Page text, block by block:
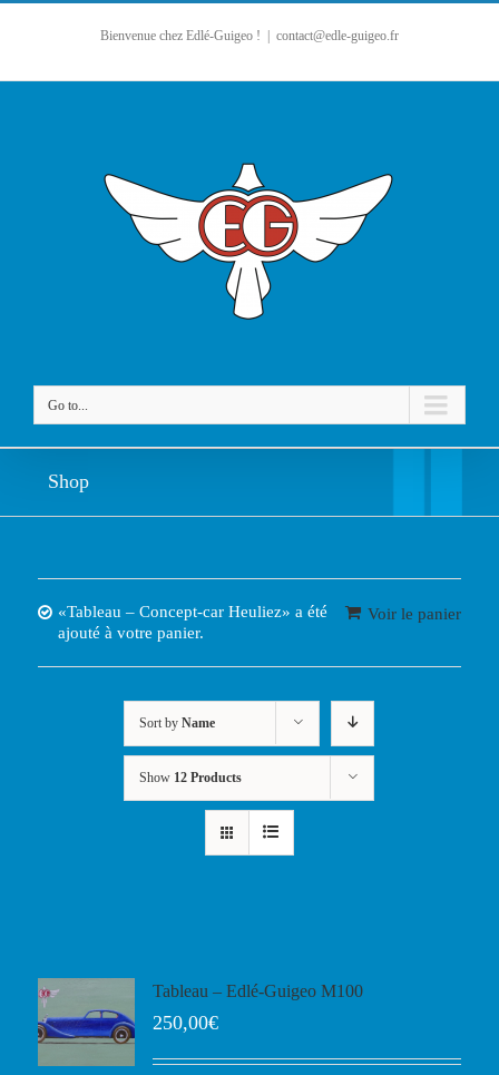
Bienvenue chez Edlé-Guigeo ! contact@edle-guigeo.fr
Go to...
Shop
Voir le panier
«Tableau – Concept-car Heuliez» a été
ajouté à votre panier.
Sort byName
Show 12 Products
Tableau – Edlé-Guigeo M100
250,00€